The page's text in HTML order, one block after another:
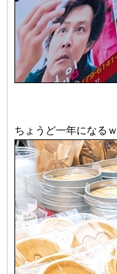
ちょうど一年になるｗ